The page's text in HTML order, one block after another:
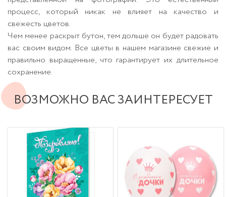
процесс, который никак не влияет на качество и
свежесть цветов.
Чем менее раскрыт бутон, тем дольше он будет радовать
вас своим видом. Все цветы в нашем магазине свежие и
правильно выращенные, что гарантирует их длительное
сохранение.
ВОЗМОЖНО ВАС ЗАИНТЕРЕСУЕТ